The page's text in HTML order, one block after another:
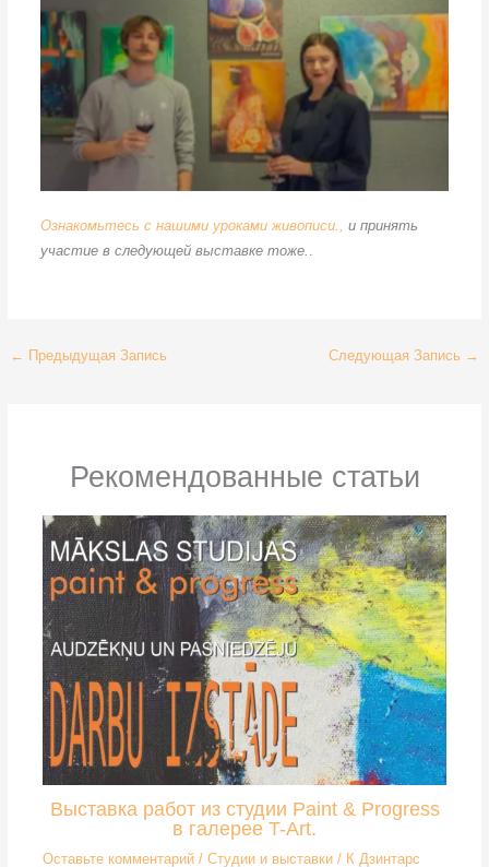
студийная выставка работ
Ознакомьтесь с нашими уроками живописи., и принять
участие в следующей выставке тоже. .
← Предыдущая Запись Следующая Запись →
Рекомендованные статьи
Выставка работ из студии Paint & Progress
в галерее T-Art.
Оставьте комментарий / Студии и выставки/ К Дзинтарс